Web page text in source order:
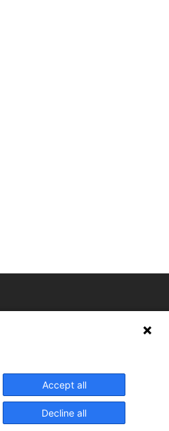
Accept all
Decline all